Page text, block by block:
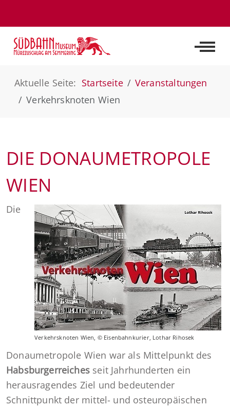
Off-
Aktuelle Seite: Startseite
Veranstaltungen
Verkehrsknoten Wien
DIE DONAUMETROPOLE
WIEN
Verkehrsknoten Wien, © Eisenbahnkurier, Lothar Rihosek
Die
Donaumetropole Wien war als Mittelpunkt des
Habsburgerreiches seit Jahrhunderten ein
herausragendes Ziel und bedeutender
Schnittpunkt der mittel- und osteuropäischen